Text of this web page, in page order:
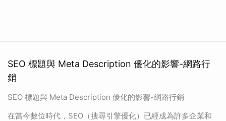
SEO 標題與 Meta Description 優化的影響-網路行
銷
SEO 標題與 Meta Description 優化的影響-網路行銷
在當今數位時代，SEO（搜尋引擎優化）已經成為許多企業和